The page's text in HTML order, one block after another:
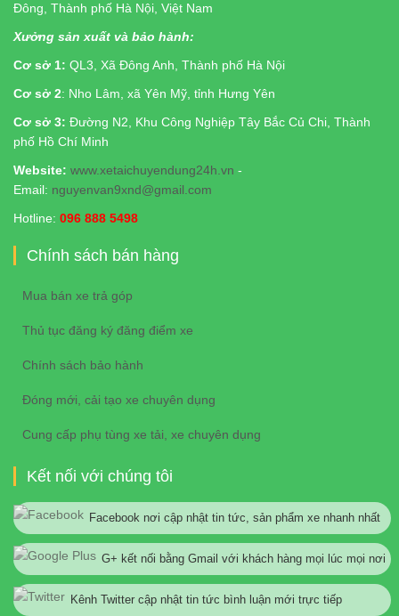
Đông, Thành phố Hà Nội, Việt Nam
Xưởng sản xuất và bảo hành:
Cơ sở 1: QL3, Xã Đông Anh, Thành phố Hà Nội
Cơ sở 2: Nho Lâm, xã Yên Mỹ, tỉnh Hưng Yên
Cơ sở 3: Đường N2, Khu Công Nghiệp Tây Bắc Củ Chi, Thành
phố Hồ Chí Minh
Website: www.xetaichuyendung24h.vn -
Email: nguyenvan9xnd@gmail.com
Hotline: 096 888 5498
Chính sách bán hàng
Mua bán xe trả góp
Thủ tục đăng ký đăng điểm xe
Chính sách bảo hành
Đóng mới, cải tạo xe chuyên dụng
Cung cấp phụ tùng xe tải, xe chuyên dụng
Kết nối với chúng tôi
Facebook nơi cập nhật tin tức, sản phẩm xe nhanh nhất
G+ kết nối bằng Gmail với khách hàng mọi lúc mọi nơi
Kênh Twitter cập nhật tin tức bình luận mới trực tiếp